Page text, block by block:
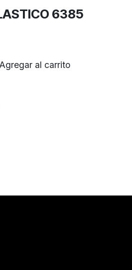
6385
Agregar al carrito